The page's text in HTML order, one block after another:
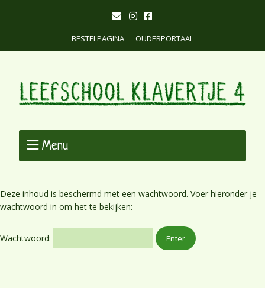
BESTELPAGINA OUDERPORTAAL
Menu
Deze inhoud is beschermd met een wachtwoord. Voer hieronder je
wachtwoord in om het te bekijken:
Wachtwoord: